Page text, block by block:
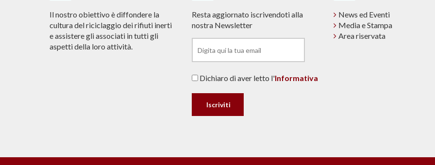
Il nostro obiettivo è diffondere la
cultura del riciclaggio dei rifiuti inerti
e assistere gli associati in tutti gli
aspetti della loro attività.
Resta aggiornato iscrivendoti alla
nostra Newsletter
Dichiaro di aver letto l'Informativa
News ed Eventi
Media e Stampa
Area riservata